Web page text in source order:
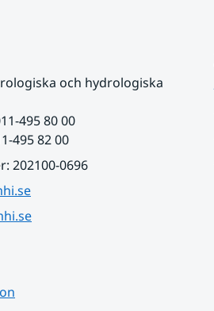
och hydrologiska
495 80 00
495 82 00
202100-0696